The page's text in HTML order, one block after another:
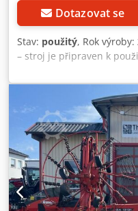
Dotazovat se
Stav: použitý, Rok výroby:
– stroj je připraven k
Šestikolový podvozek.
Umístění: neuvedeno.